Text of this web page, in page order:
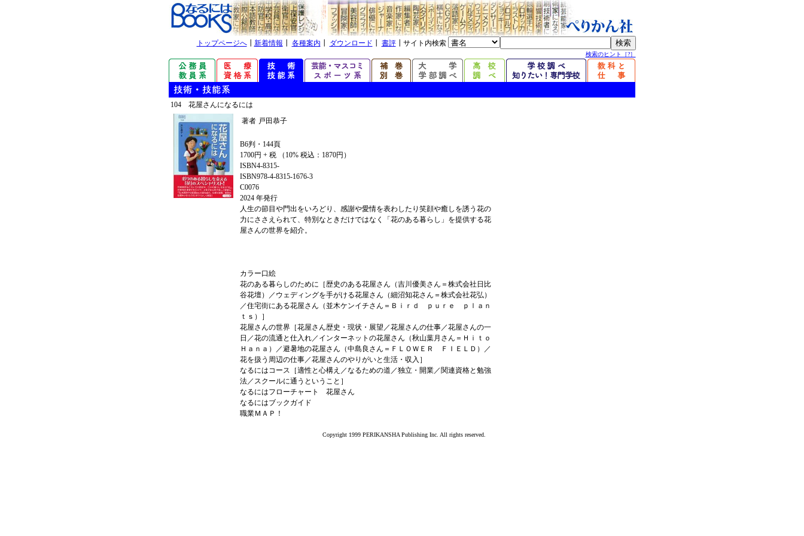
トップページへ┃ 新着情報 各種案内 ダウンロード 書評┃サイト内検索
検索のヒント［?］
104 花屋さんになるには
著者 戸田恭子
B6判・144頁
1700円 + 税 （10% 税込：1870円）
ISBN4-8315-
ISBN978-4-8315-1676-3
C0076
2024 年発行
人生の節目や門出をいろどり、感謝や愛情を表わしたり笑顔や癒しを誘う花の
力にささえられて、特別なときだけではなく「花のある暮らし」を提供する花
屋さんの世界を紹介。
カラー口絵
花のある暮らしのために［歴史のある花屋さん（吉川優美さん＝株式会社日比
谷花壇）／ウェディングを手がける花屋さん（細沼知花さん＝株式会社花弘）
／住宅街にある花屋さん（並木ケンイチさん＝Ｂｉｒｄ ｐｕｒｅ ｐｌａｎ
ｔｓ）］
花屋さんの世界［花屋さん歴史・現状・展望／花屋さんの仕事／花屋さんの一
日／花の流通と仕入れ／インターネットの花屋さん（秋山葉月さん＝Ｈｉｔｏ
Ｈａｎａ）／避暑地の花屋さん（中島良さん＝ＦＬＯＷＥＲ ＦＩＥＬＤ）／
花を扱う周辺の仕事／花屋さんのやりがいと生活・収入］
なるにはコース［適性と心構え／なるための道／独立・開業／関連資格と勉強
法／スクールに通うということ］
なるにはフローチャート 花屋さん
なるにはブックガイド
職業ＭＡＰ！
Copyright 1999 PERIKANSHA Publishing Inc. All rights reserved.